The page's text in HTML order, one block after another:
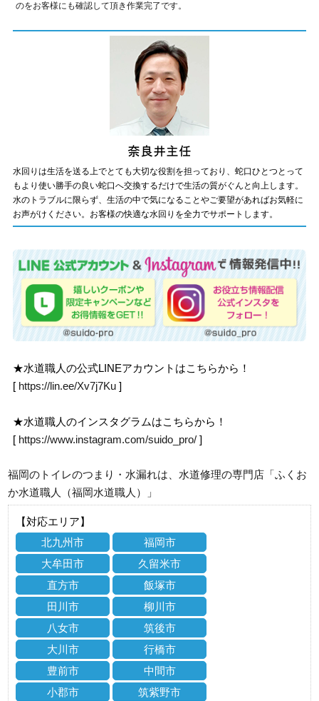
のをお客様にも確認して頂き作業完了です。
水回りは生活を送る上でとても大切な役割を担っており、蛇口ひとつとって
もより使い勝手の良い蛇口へ交換するだけで生活の質がぐんと向上します。
水のトラブルに限らず、生活の中で気になることやご要望があればお気軽に
お声がけください。お客様の快適な水回りを全力でサポートします。
★水道職人の公式LINEアカウントはこちらから！
[ https://lin.ee/Xv7j7Ku ]
★水道職人のインスタグラムはこちらから！
[ https://www.instagram.com/suido_pro/ ]
福岡のトイレのつまり・水漏れは、水道修理の専門店「ふくお
か水道職人（福岡水道職人）」
【対応エリア】
北九州市
福岡市
大牟田市
久留米市
直方市
飯塚市
田川市
柳川市
八女市
筑後市
大川市
行橋市
豊前市
中間市
小郡市
筑紫野市